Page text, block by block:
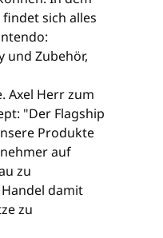
sich alles
und Zubehör,
Axel Herr zum
"Der Flagship
Produkte
auf
zu
damit
zu